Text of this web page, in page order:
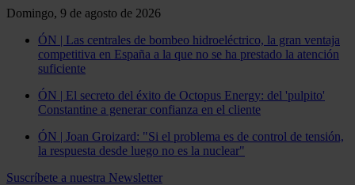
Domingo, 9 de agosto de 2026
ÓN | Las centrales de bombeo hidroeléctrico, la gran ventaja
competitiva en España a la que no se ha prestado la atención
suficiente
ÓN | El secreto del éxito de Octopus Energy: del 'pulpito'
Constantine a generar confianza en el cliente
ÓN | Joan Groizard: "Si el problema es de control de tensión,
la respuesta desde luego no es la nuclear"
Suscríbete a nuestra Newsletter